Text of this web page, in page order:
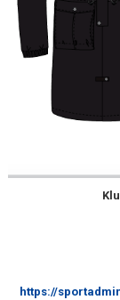
BILDGALLERI
SPONSORER &
KLUBBKLÄDER
MATILDA RAPAPORT
https://